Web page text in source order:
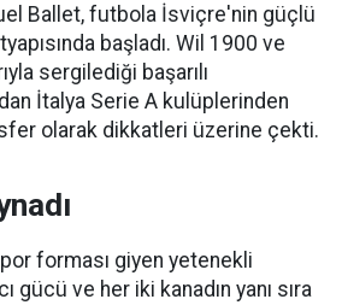
Ballet, futbola İsviçre'nin güçlü
başladı. Wil 1900 ve
sergilediği başarılı
İtalya Serie A kulüplerinden
olarak dikkatleri üzerine çekti.
forması giyen yetenekli
gücü ve her iki kanadın yanı sıra